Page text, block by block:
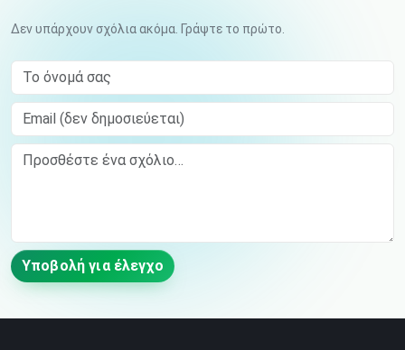
Δεν υπάρχουν σχόλια ακόμα. Γράψτε το πρώτο.
Το όνομά σας
Email (δεν δημοσιεύεται)
Comment
Υποβολή για έλεγχο